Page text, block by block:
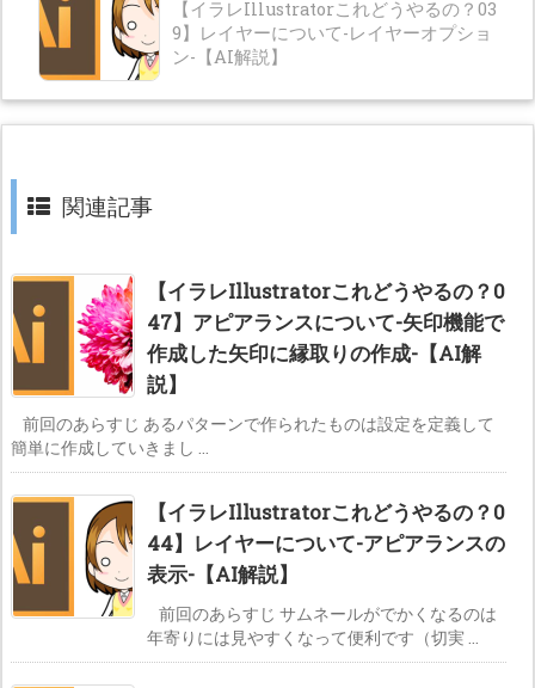
【イラレIllustratorこれどうやるの？03
9】レイヤーについて-レイヤーオプショ
ン-【AI解説】
関連記事
【イラレIllustratorこれどうやるの？0
47】アピアランスについて-矢印機能で
作成した矢印に縁取りの作成-【AI解
説】
前回のあらすじ あるパターンで作られたものは設定を定義して
簡単に作成していきまし ...
【イラレIllustratorこれどうやるの？0
44】レイヤーについて-アピアランスの
表示-【AI解説】
前回のあらすじ サムネールがでかくなるのは
年寄りには見やすくなって便利です（切実 ...